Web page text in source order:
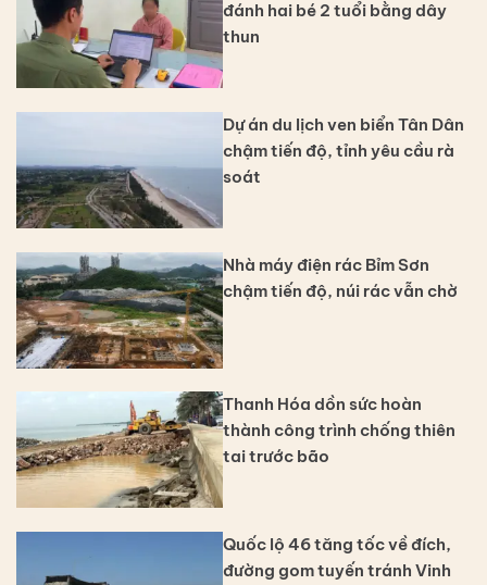
đánh hai bé 2 tuổi bằng dây
thun
Dự án du lịch ven biển Tân Dân
chậm tiến độ, tỉnh yêu cầu rà
soát
Nhà máy điện rác Bỉm Sơn
chậm tiến độ, núi rác vẫn chờ
Thanh Hóa dồn sức hoàn
thành công trình chống thiên
tai trước bão
Quốc lộ 46 tăng tốc về đích,
đường gom tuyến tránh Vinh